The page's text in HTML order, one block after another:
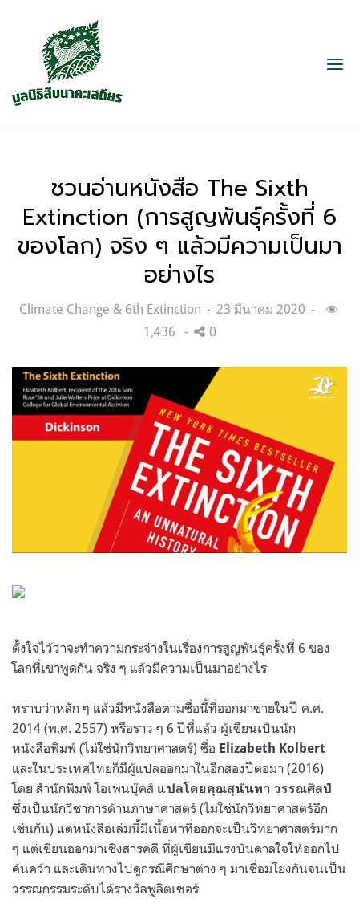
ชวนอ่านหนังสือ The Sixth
Extinction (การสูญพันธุ์ครั้งที่ 6
ของโลก) จริง ๆ แล้วมีความเป็นมา
อย่างไร
Categories:
Climate Change & 6th Extinction
Posted
23 มีนาคม 2020
1,436
0
ตั้งใจไว้ว่าจะทำความกระจ่างในเรื่องการสูญพันธุ์ครั้งที่ 6 ของ
โลกที่เขาพูดกัน จริง ๆ แล้วมีความเป็นมาอย่างไร
ทราบว่าหลัก ๆ แล้วมีหนังสือตามชื่อนี้ที่ออกมาขายในปี ค.ศ.
2014 (พ.ศ. 2557) หรือราว ๆ 6 ปีที่แล้ว ผู้เขียนเป็นนัก
หนังสือพิมพ์ (ไม่ใช่นักวิทยาศาสตร์) ชื่อ Elizabeth Kolbert
และในประเทศไทยก็มีผู้แปลออกมาในอีกสองปีต่อมา (2016)
โดย สำนักพิมพ์ โอเพ่นบุ๊คส์ แปลโดยคุณสุนันทา วรรณศิลป์
ซึ่งเป็นนักวิชาการด้านภาษาศาสตร์ (ไม่ใช่นักวิทยาศาสตร์อีก
เช่นกัน) แต่หนังสือเล่มนี้มีเนื้อหาที่ออกจะเป็นวิทยาศาสตร์มาก
ๆ แต่เขียนออกมาเชิงสารคดี ที่ผู้เขียนมีแรงบันดาลใจให้ออกไป
ค้นคว้า และเดินทางไปดูกรณีศึกษาต่าง ๆ มาเชื่อมโยงกันจนเป็น
วรรณกรรมระดับได้รางวัลพูลิตเซอร์